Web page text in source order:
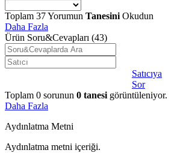
Toplam 37Yorumun Tanesini Okudun
Daha Fazla
Ürün Soru&Cevapları (43)
Satıcıya
Sor
Toplam 0 sorunun 0 tanesi görüntüleniyor.
Daha Fazla
Aydınlatma Metni
Aydınlatma metni içeriği.